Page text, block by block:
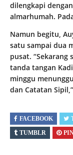
dilengkapi
almarhumah.
Namun begitu,
satu sampai dua
pusat.
tanda tangan
minggu
dan Catatan
FACEBOOK
TUMBLR